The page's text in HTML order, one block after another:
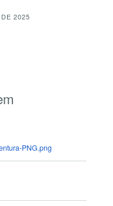
2025
PNG.png